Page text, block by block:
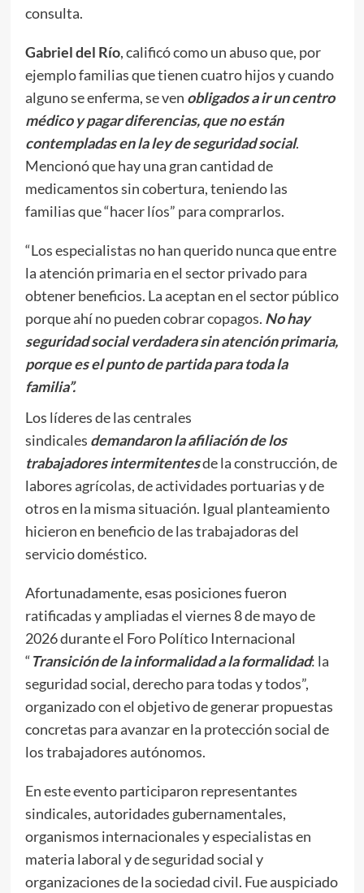
consulta.
Gabriel del Río, calificó como un abuso que, por
ejemplo familias que tienen cuatro hijos y cuando
alguno se enferma, se ven obligados a ir un centro
médico y pagar diferencias, que no están
contempladas en la ley de seguridad social.
Mencionó que hay una gran cantidad de
medicamentos sin cobertura, teniendo las
familias que “hacer líos” para comprarlos.
“Los especialistas no han querido nunca que entre
la atención primaria en el sector privado para
obtener beneficios. La aceptan en el sector público
porque ahí no pueden cobrar copagos. No hay
seguridad social verdadera sin atención primaria,
porque es el punto de partida para toda la
familia”.
Los líderes de las centrales
sindicales demandaron la afiliación de los
trabajadores intermitentesde la construcción, de
labores agrícolas, de actividades portuarias y de
otros en la misma situación. Igual planteamiento
hicieron en beneficio de las trabajadoras del
servicio doméstico.
Afortunadamente, esas posiciones fueron
ratificadas y ampliadas el viernes 8 de mayo de
2026 durante el Foro Político Internacional
“Transición de la informalidad a la formalidad: la
seguridad social, derecho para todas y todos”,
organizado con el objetivo de generar propuestas
concretas para avanzar en la protección social de
los trabajadores autónomos.
En este evento participaron representantes
sindicales, autoridades gubernamentales,
organismos internacionales y especialistas en
materia laboral y de seguridad social y
organizaciones de la sociedad civil. Fue auspiciado